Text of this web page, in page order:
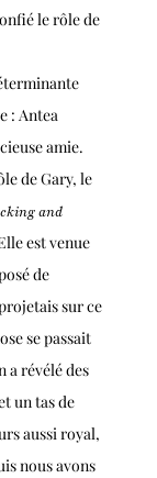
le rôle de
: Antea
amie.
de Gary, le
and
est venue
de
sur ce
se passait
a révélé des
un tas de
aussi royal,
nous avons